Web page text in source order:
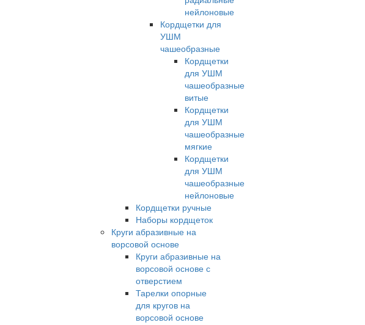
нейлоновые
Кордщетки для
УШМ
чашеобразные
Кордщетки
для УШМ
чашеобразные
витые
Кордщетки
для УШМ
чашеобразные
мягкие
Кордщетки
для УШМ
чашеобразные
нейлоновые
Кордщетки ручные
Наборы кордщеток
Круги абразивные на
ворсовой основе
Круги абразивные на
ворсовой основе с
отверстием
Тарелки опорные
для кругов на
ворсовой основе